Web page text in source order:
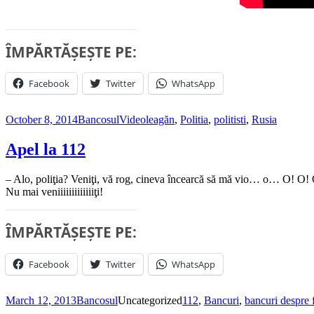
ÎMPĂRTĂȘEȘTE PE:
Facebook Twitter WhatsApp
Posted
October 8, 2014Author
BancosulCategories
VideoTags
leagăn, Politia, politisti, Rusia
Apel la 112
– Alo, poliţia? Veniţi, vă rog, cineva încearcă să mă vio… o… O! O!
Nu mai veniiiiiiiiiiiiiţi!
ÎMPĂRTĂȘEȘTE PE:
Facebook Twitter WhatsApp
Posted
March 12, 2013Author
BancosulCategories
UncategorizedTags
112, Bancuri, bancuri despre